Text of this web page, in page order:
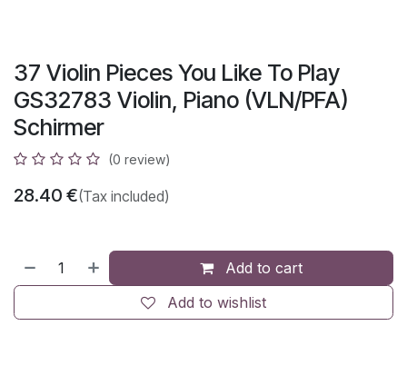
37 Violin Pieces You Like To Play
GS32783 Violin, Piano (VLN/PFA)
Schirmer
(0 review)
28.40 €(Tax included)
Add to cart
Add to wishlist